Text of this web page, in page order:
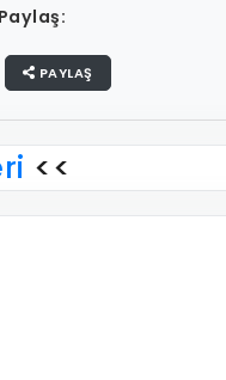
PAYLAŞ
<<